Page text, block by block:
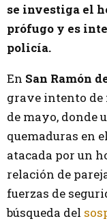
se investiga el
prófugo y es
policía.
En San Ramón
grave intento de
de mayo, donde
quemaduras en
atacada por un
relación de
fuerzas de
búsqueda del